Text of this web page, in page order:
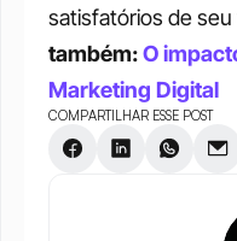
satisfatórios de seu
também: O
Marketing Digital
COMPARTILHAR ESSE POST